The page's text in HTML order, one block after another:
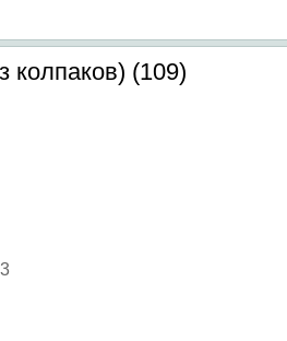
колпаков) (109)